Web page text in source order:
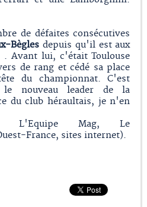
de défaites consécutives
Bègles depuis qu'il est aux
. Avant lui, c'était Toulouse
de rang et cédé sa place
du championnat. C'est
nouveau leader de la
du club héraultais, je n'en
L'Equipe Mag, Le
France, sites internet).